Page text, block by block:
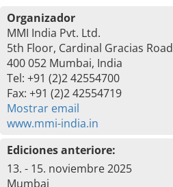
Organizador
MMI India Pvt. Ltd.
5th Floor, Cardinal Gracias Road
400 052 Mumbai, India
Tel: +91 (2)2 42554700
Fax: +91 (2)2 42554719
Mostrar email
www.mmi-india.in
Ediciones anteriore:
13. - 15. noviembre 2025
Mumbai